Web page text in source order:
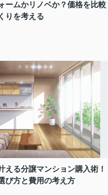
ームかリノベか？価格を比較
りを考える
える分譲マンション購入術！
び方と費用の考え方